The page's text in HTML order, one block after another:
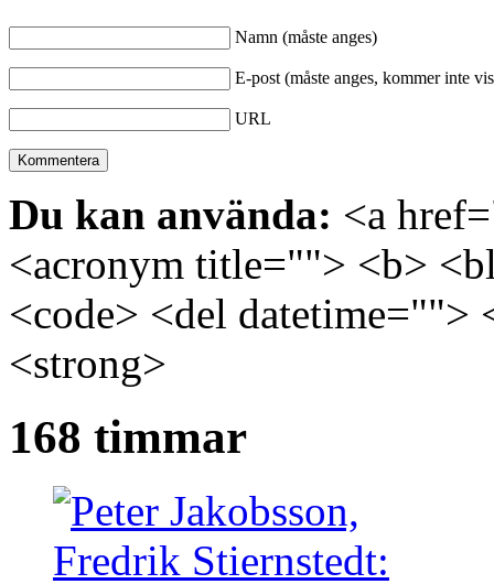
Namn (måste anges)
E-post (måste anges, kommer inte
URL
Du kan använda: <a
<acronym title=""> <b>
<code> <del
<strong>
168 timmar